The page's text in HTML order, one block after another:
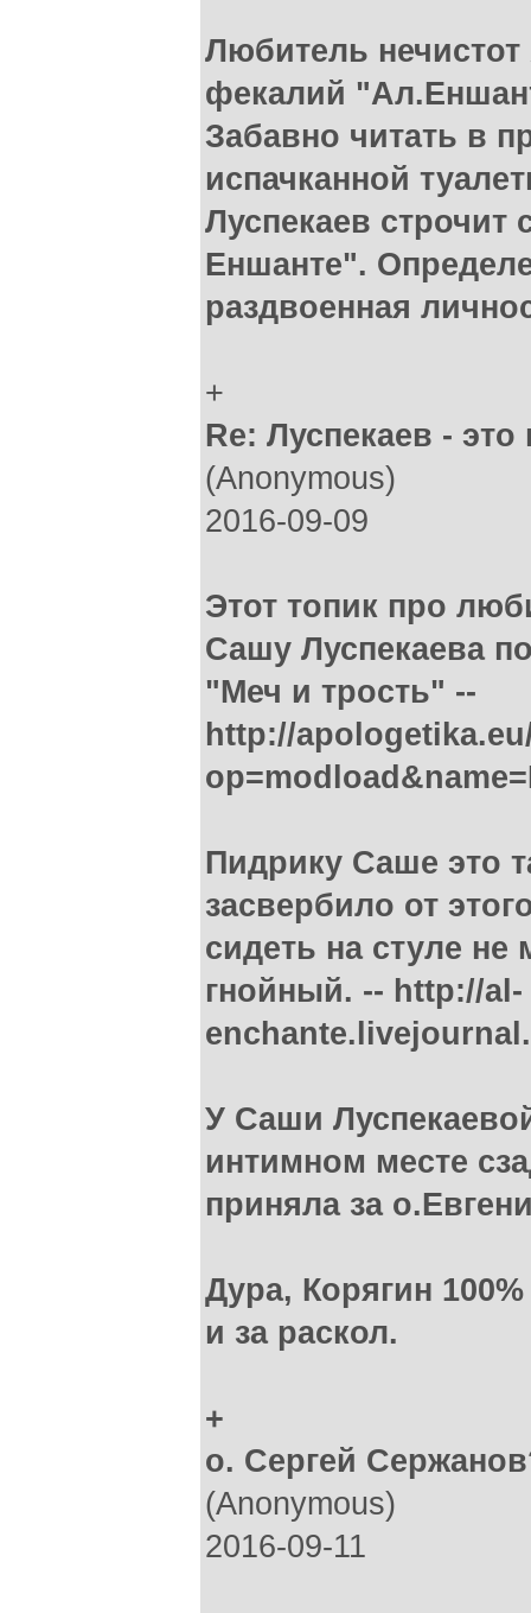
Любитель
фекалий
Забавно читать в
испачканной
Луспекаев
Еншанте".
раздвоенная
+
Re: Луспекаев -
(Anonymous)
2016-09-09
Этот топик про
Сашу Луспекаева
"Меч и трость" --
http://
Пидрику Саше это
засвербило от
сидеть на стуле
гнойный. -- http://al-
У Саши
интимном месте
приняла за
Дура, Корягин
и за раскол.
+
о. Сергей
(Anonymous)
2016-09-11